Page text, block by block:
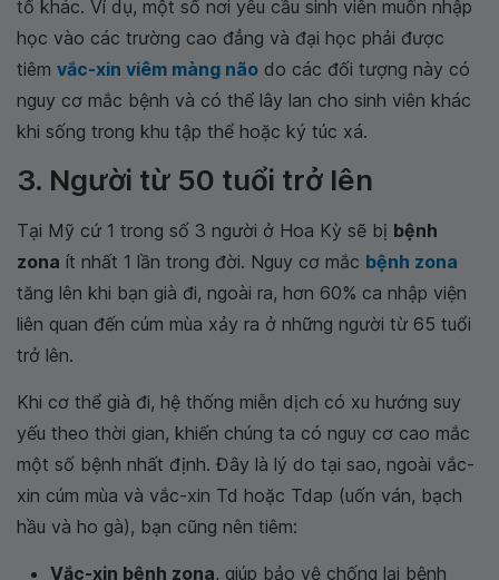
tố khác. Ví dụ, một số nơi yêu cầu sinh viên muốn nhập
học vào các trường cao đẳng và đại học phải được
tiêm vắc-xin viêm màng não do các đối tượng này có
nguy cơ mắc bệnh và có thể lây lan cho sinh viên khác
khi sống trong khu tập thể hoặc ký túc xá.
3. Người từ 50 tuổi trở lên
Tại Mỹ cứ 1 trong số 3 người ở Hoa Kỳ sẽ bị bệnh
zona ít nhất 1 lần trong đời. Nguy cơ mắc bệnh zona
tăng lên khi bạn già đi, ngoài ra, hơn 60% ca nhập viện
liên quan đến cúm mùa xảy ra ở những người từ 65 tuổi
trở lên.
Khi cơ thể già đi, hệ thống miễn dịch có xu hướng suy
yếu theo thời gian, khiến chúng ta có nguy cơ cao mắc
một số bệnh nhất định. Đây là lý do tại sao, ngoài vắc-
xin cúm mùa và vắc-xin Td hoặc Tdap (uốn ván, bạch
hầu và ho gà), bạn cũng nên tiêm:
Vắc-xin bệnh zona, giúp bảo vệ chống lại bệnh